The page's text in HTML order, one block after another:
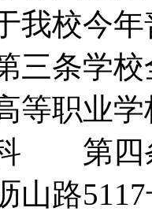
我校今
条学校
高等职
第四
沥山路